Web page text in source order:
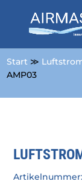
Start ≫
AMP03